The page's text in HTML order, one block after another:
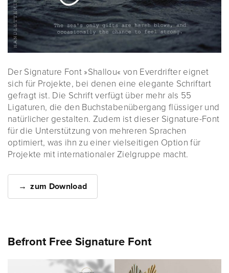
Der Signature Font »Shallou« von Everdrifter eignet
sich für Projekte, bei denen eine elegante Schriftart
gefragt ist. Die Schrift verfügt über mehr als 55
Ligaturen, die den Buchstabenübergang flüssiger und
natürlicher gestalten. Zudem ist dieser Signature-Font
für die Unterstützung von mehreren Sprachen
optimiert, was ihn zu einer vielseitigen Option für
Projekte mit internationaler Zielgruppe macht.
zum Download
Befront Free Signature Font